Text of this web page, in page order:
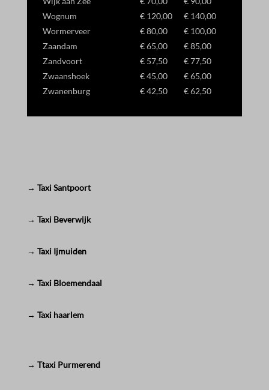
Wognum
€ 120,00
€ 140,00
Wormerveer
€ 80,00
€ 100,00
Zaandam
€ 65,00
€ 85,00
Zandvoort
€ 57,50
€ 77,50
Zwaanshoek
€ 45,00
€ 65,00
Zwanenburg
€ 42,50 € 62,50
→ Taxi Santpoort
→ Taxi Beverwijk
→ Taxi Ijmuiden
→ Taxi Bloemendaal
→ Taxi haarlem
→ Ttaxi Purmerend